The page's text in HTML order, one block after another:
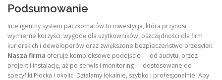
Podsumowanie
Inteligentny system paczkomatów to inwestycja, która przynosi
wymierne korzyści: wygodę dla użytkowników, oszczędności dla firm
kurierskich i deweloperów oraz zwiększone bezpieczeństwo przesyłek.
Nasza firma oferuje kompleksowe podejście — od audytu, przez
projekt i instalację, aż po serwis i monitoring — dostosowane do
specyfiki Płocka i okolic. Działamy lokalnie, szybko i profesjonalnie. Aby